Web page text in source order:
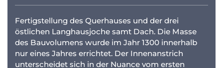
Fertigstellung des Querhauses und der drei
östlichen Langhausjoche samt Dach. Die Masse
des Bauvolumens wurde im Jahr 1300 innerhalb
nur eines Jahres errichtet. Der Innenanstrich
unterscheidet sich in der Nuance vom ersten